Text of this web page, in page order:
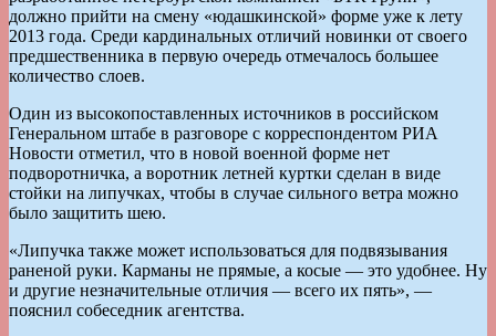
должно прийти на смену «юдашкинской» форме уже к лету
2013 года. Среди кардинальных отличий новинки от своего
предшественника в первую очередь отмечалось большее
количество слоев.
Один из высокопоставленных источников в российском
Генеральном штабе в разговоре с корреспондентом РИА
Новости отметил, что в новой военной форме нет
подворотничка, а воротник летней куртки сделан в виде
стойки на липучках, чтобы в случае сильного ветра можно
было защитить шею.
«Липучка также может использоваться для подвязывания
раненой руки. Карманы не прямые, а косые — это удобнее. Ну
и другие незначительные отличия — всего их пять», —
пояснил собеседник агентства.